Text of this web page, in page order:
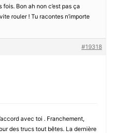
Bon ah non c’est pas ça
rouler ! Tu racontes n’importe
#19318
avec toi . Franchement,
des trucs tout bêtes. La dernière